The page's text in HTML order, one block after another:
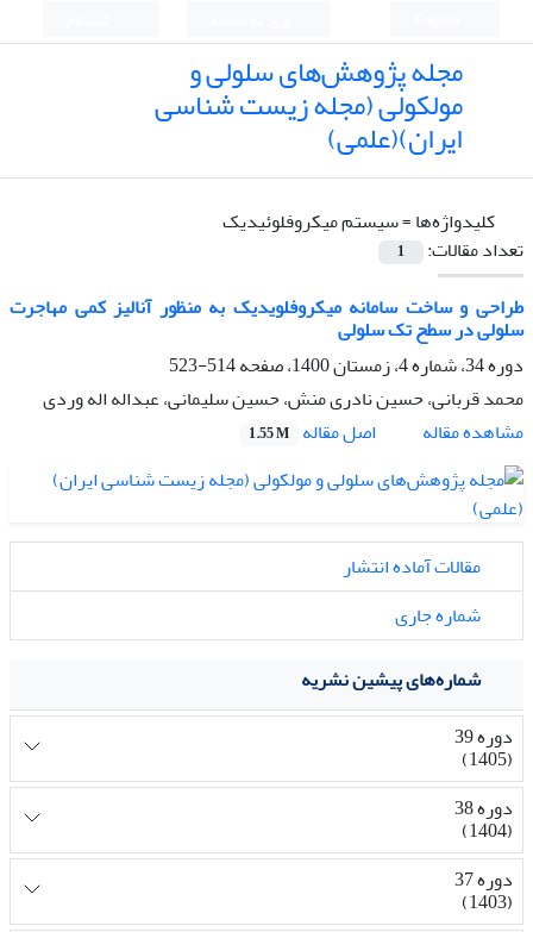
مجله پژوهش‌های سلولی و
مولکولی (مجله زیست شناسی
ایران)(علمی)
کلیدواژه‌ها =سیستم میکروفلوئیدیک
تعداد مقالات:
1
طراحی و ساخت سامانه میکروفلویدیک به منظور آنالیز کمی مهاجرت
سلولی در سطح تک سلولی
دوره 34، شماره 4، زمستان 1400، صفحه
514-523
محمد قربانی، حسین نادری منش، حسین سلیمانی، عبداله اله وردی
مشاهده مقاله
اصل مقاله 1.55 M
مقالات آماده انتشار
شماره جاری
شماره‌های پیشین نشریه
دوره 39
(1405)
دوره 38
(1404)
دوره 37
(1403)